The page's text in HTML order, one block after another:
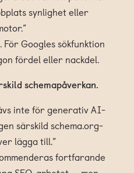
synlighet eller
Googles sökfunktion
fördel eller nackdel.
schemapåverkan.
inte för generativ AI-
särskild schema.org-
lägga till.”
fortfarande